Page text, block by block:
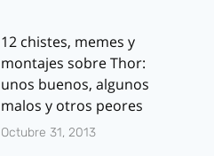
12 chistes, memes y
montajes sobre Thor:
unos buenos, algunos
malos y otros peores
Octubre 31, 2013